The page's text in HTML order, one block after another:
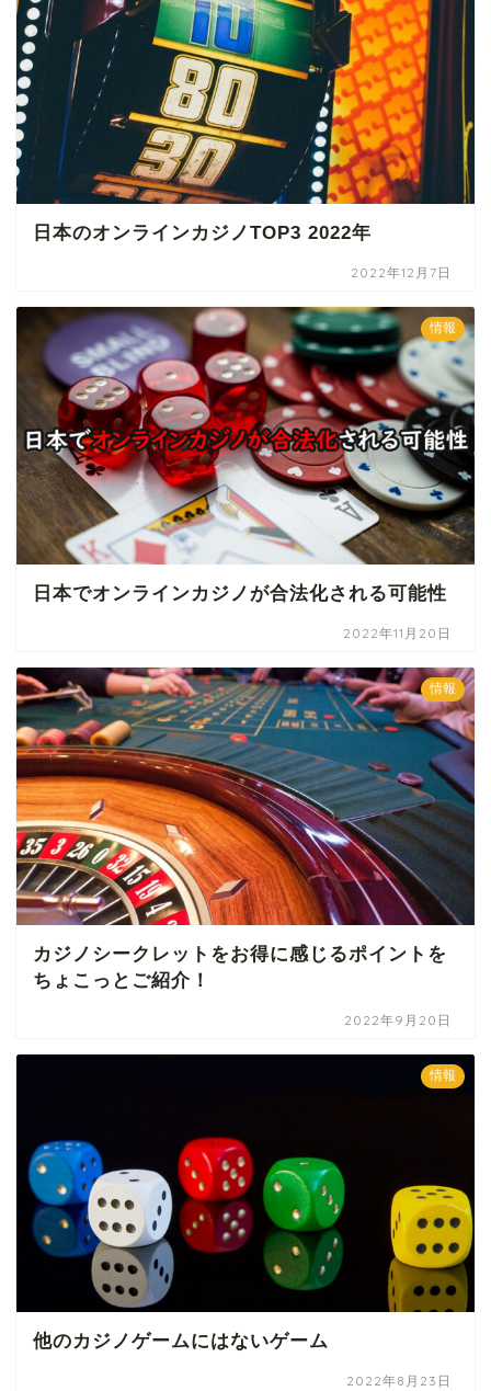
日本のオンラインカジノTOP3 2022年
2022年12月7日
情報
日本でオンラインカジノが合法化される可能性
2022年11月20日
情報
カジノシークレットをお得に感じるポイントを
ちょこっとご紹介！
2022年9月20日
情報
他のカジノゲームにはないゲーム
2022年8月23日